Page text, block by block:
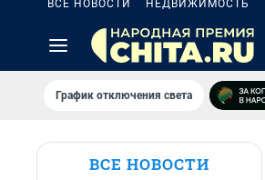
ВСЕ НОВОСТИ НЕДВИЖИМОСТЬ
График отключения света
ВСЕ НОВОСТИ